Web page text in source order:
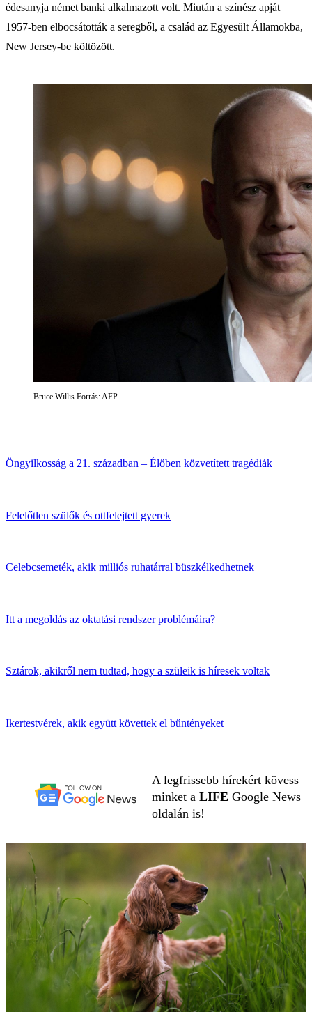
édesanyja német banki alkalmazott volt. Miután a színész apját
1957-ben elbocsátották a seregből, a család az Egyesült Államokba,
New Jersey-be költözött.
Bruce Willis Forrás: AFP
Öngyilkosság a 21. században – Élőben közvetített tragédiák
Felelőtlen szülők és ottfelejtett gyerek
Celebcsemeték, akik milliós ruhatárral büszkélkedhetnek
Itt a megoldás az oktatási rendszer problémáira?
Sztárok, akikről nem tudtad, hogy a szüleik is híresek voltak
Ikertestvérek, akik együtt követtek el bűntényeket
A legfrissebb hírekért kövess
minket a LIFE Google News
oldalán is!